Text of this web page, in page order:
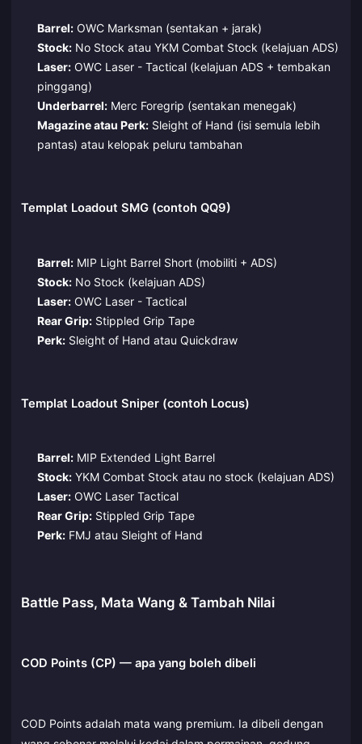
Barrel:OWC Marksman (sentakan + jarak)
Stock:No Stock atau YKM Combat Stock (kelajuan ADS)
Laser:OWC Laser - Tactical (kelajuan ADS + tembakan
pinggang)
Underbarrel:Merc Foregrip (sentakan menegak)
Magazine atau Perk:Sleight of Hand (isi semula lebih
pantas) atau kelopak peluru tambahan
Templat Loadout SMG (contoh QQ9)
Barrel:MIP Light Barrel Short (mobiliti + ADS)
Stock:No Stock (kelajuan ADS)
Laser:OWC Laser - Tactical
Rear Grip:Stippled Grip Tape
Perk:Sleight of Hand atau Quickdraw
Templat Loadout Sniper (contoh Locus)
Barrel:MIP Extended Light Barrel
Stock:YKM Combat Stock atau no stock (kelajuan ADS)
Laser:OWC Laser Tactical
Rear Grip:Stippled Grip Tape
Perk:FMJ atau Sleight of Hand
Battle Pass, Mata Wang & Tambah Nilai
COD Points (CP) — apa yang boleh dibeli
COD Points adalah mata wang premium. Ia dibeli dengan